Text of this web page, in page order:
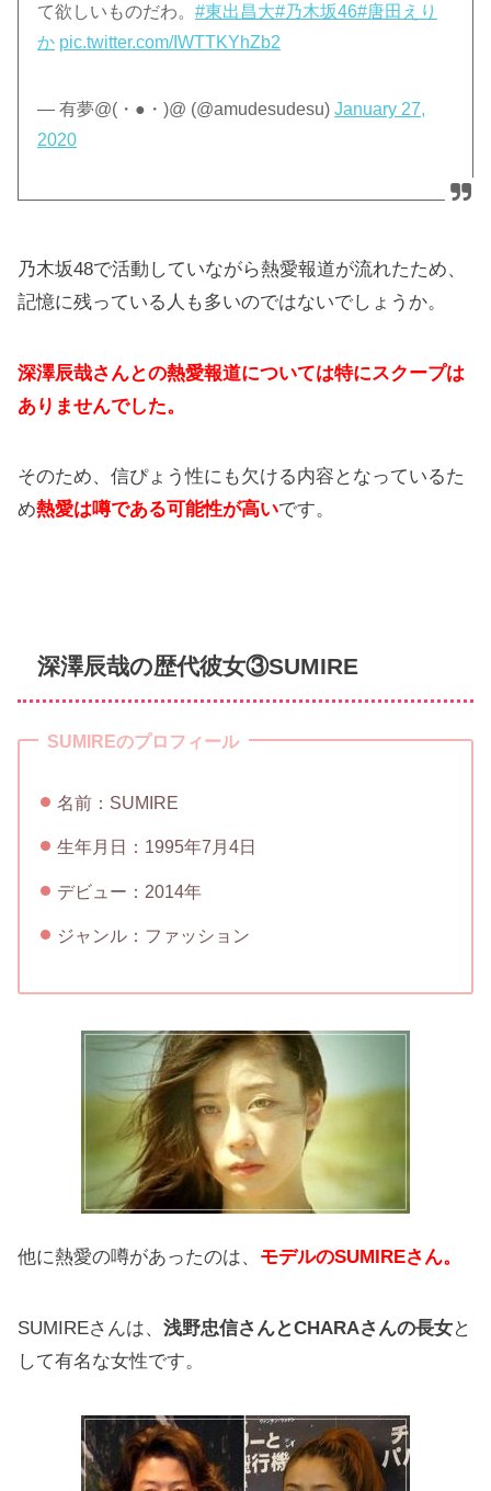
て欲しいものだわ。#東出昌大#乃木坂46#唐田えり
か pic.twitter.com/IWTTKYhZb2
— 有夢@(・●・)@ (@amudesudesu)January 27,
2020
乃木坂48で活動していながら熱愛報道が流れたため、
記憶に残っている人も多いのではないでしょうか。
深澤辰哉さんとの熱愛報道については特にスクープは
ありませんでした。
そのため、信ぴょう性にも欠ける内容となっているた
め熱愛は噂である可能性が高いです。
深澤辰哉の歴代彼女③SUMIRE
SUMIREのプロフィール
名前：SUMIRE
生年月日：1995年7月4日
デビュー：2014年
ジャンル：ファッション
他に熱愛の噂があったのは、 モデルのSUMIREさん。
SUMIREさんは、浅野忠信さんとCHARAさんの長女と
して有名な女性です。